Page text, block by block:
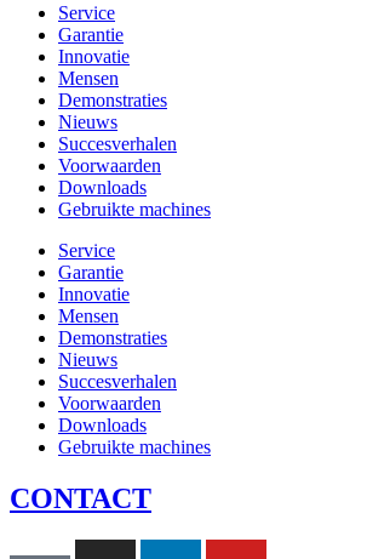
Service
Garantie
Innovatie
Mensen
Demonstraties
Nieuws
Succesverhalen
Voorwaarden
Downloads
Gebruikte machines
Service
Garantie
Innovatie
Mensen
Demonstraties
Nieuws
Succesverhalen
Voorwaarden
Downloads
Gebruikte machines
CONTACT